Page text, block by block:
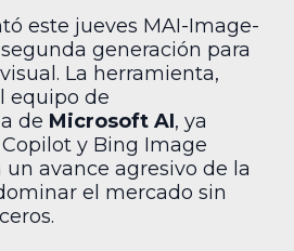
este jueves MAI-Image-
generación para
La herramienta,
equipo de
de Microsoft AI, ya
y Bing Image
avance agresivo de la
el mercado sin